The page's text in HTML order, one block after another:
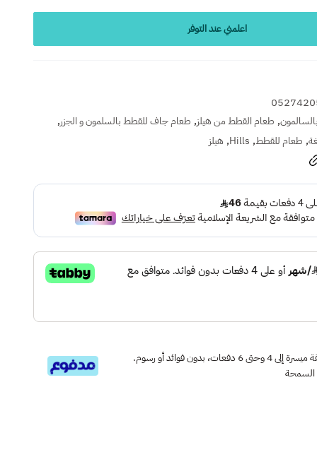
اعلمني عند التوفر
, طعام القطط من هيلز, طعام جاف للقطط بالسلمون و الجزر,
, طعام للقطط,
Hills
, هيلز
قسم دفعاتك بطريقة ميسرة إلى 4 وحتى 6 دفعات، بدون فوائد أو رسوم.
السمحة